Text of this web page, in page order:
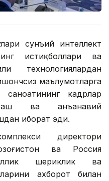
сунъий интеллект
истиқболлари ва
технологиялардан
маълумотларга
кадрлар
ва анъанавий
иборат эди.
директори
ва Россия
шериклик ва
ахборот билан